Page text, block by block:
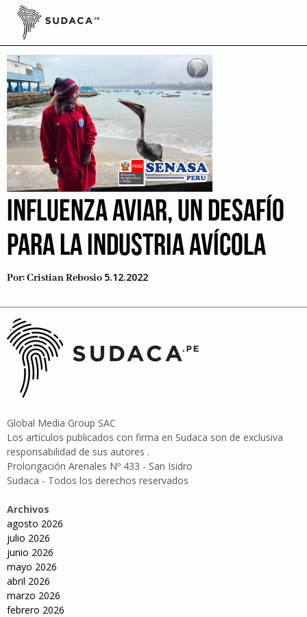
Skip
contenth5n5
INFLUENZA AVIAR, UN DESAFÍO
PARA LA INDUSTRIA AVÍCOLA
Por:Cristian Rebosio 5.12.2022
Global Media Group SAC
Los artículos publicados con firma en Sudaca son de exclusiva
responsabilidad de sus autores .
Prolongación Arenales Nº 433 - San Isidro
Sudaca - Todos los derechos reservados
Archivos
agosto 2026
julio 2026
junio 2026
mayo 2026
abril 2026
marzo 2026
febrero 2026